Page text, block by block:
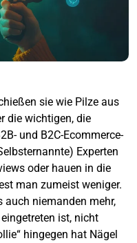
sie wie Pilze aus
die wichtigen, die
und B2C-Ecommerce-
Experten
oder hauen in die
man zumeist weniger.
auch niemanden mehr,
ist, nicht
hingegen hat Nägel